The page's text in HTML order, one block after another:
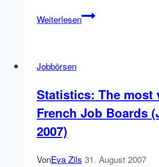
WeiterlesenVNU
und
Flandern
Jobbörsen
Statistics: The most
French Job Boards
2007)
VonEva Zils 31. August 2007